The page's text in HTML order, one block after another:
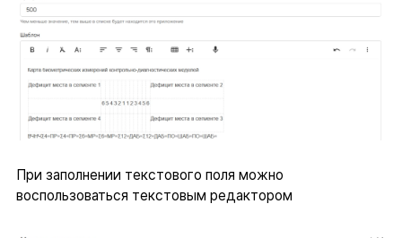
При заполнении текстового поля можно
воспользоваться текстовым редактором